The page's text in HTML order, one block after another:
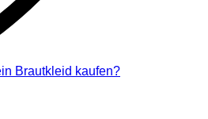
Brautkleid kaufen?